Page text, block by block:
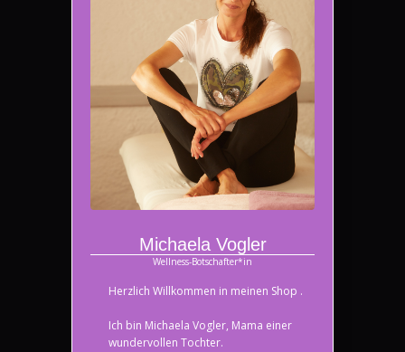
Michaela Vogler
Wellness-Botschafter*in
Herzlich Willkommen in meinen Shop .
Ich bin Michaela Vogler, Mama einer
wundervollen Tochter.